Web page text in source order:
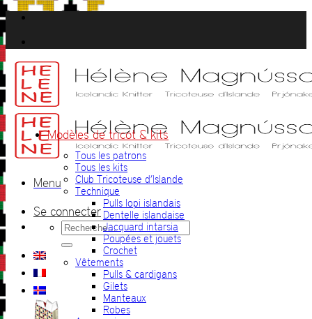
Passer
au
contenu
Menu
Se connecter
Recherche
pour :
Modèles de tricot & kits
Tous les patrons
Tous les kits
Club Tricoteuse d’Islande
Technique
Pulls lopi islandais
Dentelle islandaise
Jacquard intarsia
Poupées et jouets
Crochet
Vêtements
Pulls & cardigans
Gilets
Manteaux
Robes